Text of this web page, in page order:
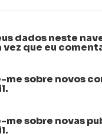
dados neste
vez que eu
sobre novos
sobre novas